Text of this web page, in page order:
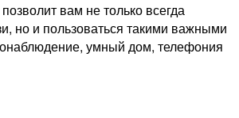
вам не только всегда
но и пользоваться такими важными
умный дом, телефония